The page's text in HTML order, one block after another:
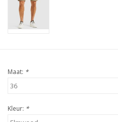
Maat: *
Kleur: *